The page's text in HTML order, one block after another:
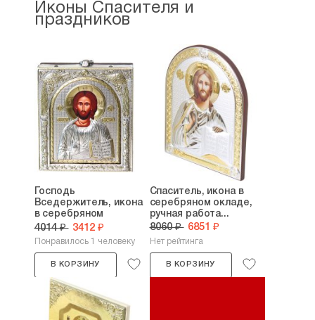
Иконы Спасителя и
праздников
Господь
Вседержитель, икона
в серебряном
окладе,...
4014 ₽ 3412 ₽
Понравилось 1 человеку
В КОРЗИНУ
Спаситель, икона в
серебряном окладе,
ручная работа...
8060 ₽ 6851 ₽
Нет рейтинга
В КОРЗИНУ